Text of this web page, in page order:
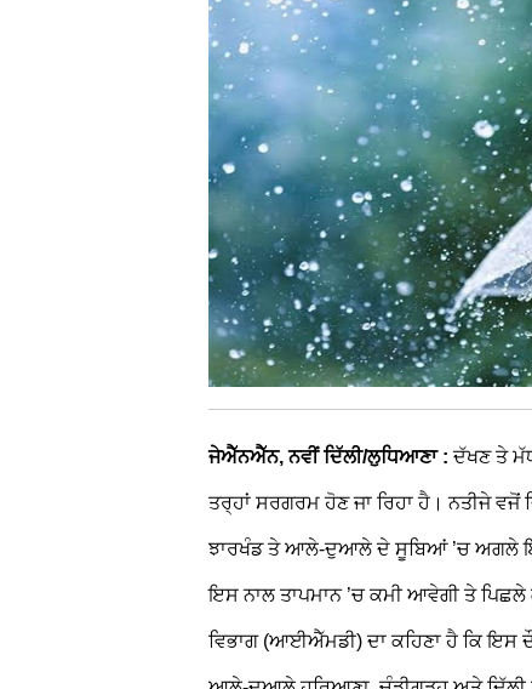
ਜੇਐੱਨਐੱਨ, ਨਵੀਂ ਦਿੱਲੀ/ਲੁਧਿਆਣਾ : ਦੱਖਣ ਤੇ
ਤਰ੍ਹਾਂ ਸਰਗਰਮ ਹੋਣ ਜਾ ਰਿਹਾ ਹੈ। ਨਤੀਜੇ ਵਜੋਂ
ਝਾਰਖੰਡ ਤੇ ਆਲੇ-ਦੁਆਲੇ ਦੇ ਸੂਬਿਆਂ ’ਚ ਅਗਲੇ ਇਕ
ਇਸ ਨਾਲ ਤਾਪਮਾਨ ’ਚ ਕਮੀ ਆਵੇਗੀ ਤੇ
ਵਿਭਾਗ (ਆਈਐੱਮਡੀ) ਦਾ ਕਹਿਣਾ ਹੈ ਕਿ ਇਸ